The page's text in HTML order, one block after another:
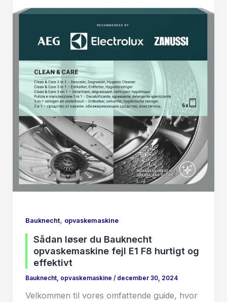
Bauknecht, opvaskemaskine
Sådan løser du Bauknecht
opvaskemaskine fejl E1 F8 hurtigt og
effektivt
Bauknecht, opvaskemaskine / december 30, 2024
Velkommen til vores omfattende guide, hvor